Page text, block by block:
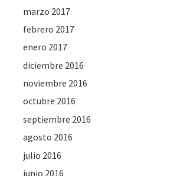
marzo 2017
febrero 2017
enero 2017
diciembre 2016
noviembre 2016
octubre 2016
septiembre 2016
agosto 2016
julio 2016
junio 2016